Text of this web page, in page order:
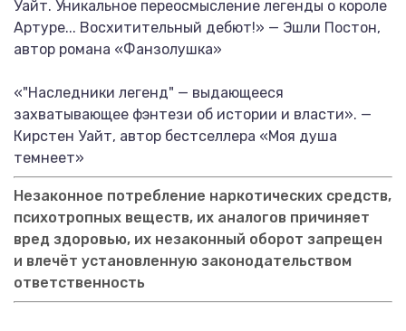
Уайт. Уникальное переосмысление легенды о короле
Артуре... Восхитительный дебют!» — Эшли Постон,
автор романа «Фанзолушка»
«"Наследники легенд" — выдающееся
захватывающее фэнтези об истории и власти». —
Кирстен Уайт, автор бестселлера «Моя душа
темнеет»
Незаконное потребление наркотических средств,
психотропных веществ, их аналогов причиняет
вред здоровью, их незаконный оборот запрещен
и влечёт установленную законодательством
ответственность